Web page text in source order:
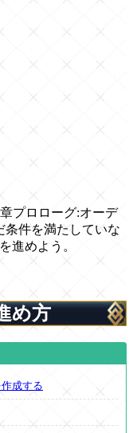
プロローグ:オーデ
条件を満たしていな
進めよう。
め方
成する